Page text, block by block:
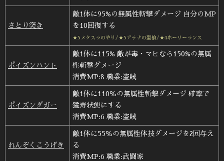
さとり突き
敵1体に95%の無属性斬撃ダメージ 自分のMP
を10回復する
★5メタスラのやり/★5アテナの聖槍/★4ホーリーランス
ポイズンハント
敵1体に115% 敵が毒・マヒなら150%の無属
性斬撃ダメージ
消費MP:8 職業:盗賊
ポイズンダガー
敵1体に110％の無属性斬撃ダメージ 確率で
猛毒状態にする
消費MP:6 職業:盗賊
れんぞくこうげき
敵1体に55％の無属性体技ダメージを2回与え
る
消費MP:6 職業:武闘家